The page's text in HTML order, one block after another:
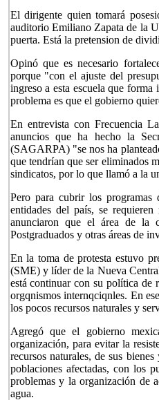
El dirigente quien tomará
auditorio Emiliano Zapata de la
puerta. Está la pretension de
Opinó que es necesario
porque "con el ajuste del
ingreso a esta escuela que
problema es que el gobierno
En entrevista con Frecuencia
anuncios que ha hecho la
(SAGARPA) "se nos ha
que tendrían que ser eliminados
sindicatos, por lo que llamó a la
Pero para cubrir los
entidades del país, se
anunciaron que el área de la
Postgraduados y otras áreas de
En la toma de protesta estuvo
(SME) y líder de la Nueva
está continuar con su política de
orgqnismos internqciqnles. En
los pocos recursos naturales y
Agregó que el gobierno
organización, para evitar la
recursos naturales, de sus
poblaciones afectadas, con los
problemas y la organización de
agua.